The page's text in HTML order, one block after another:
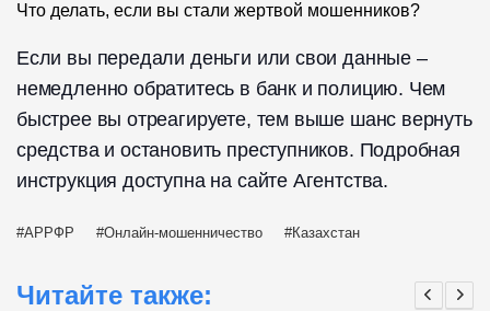
Что делать, если вы стали жертвой мошенников?
Если вы передали деньги или свои данные –
немедленно обратитесь в банк и полицию. Чем
быстрее вы отреагируете, тем выше шанс вернуть
средства и остановить преступников. Подробная
инструкция доступна на сайте Агентства.
АРРФР Онлайн-мошенничество Казахстан
Читайте также: